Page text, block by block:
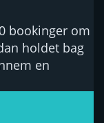
bookinger om
holdet bag
en